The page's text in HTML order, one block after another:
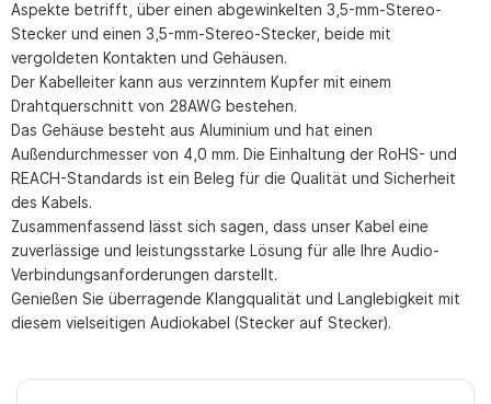
Aspekte betrifft, über einen abgewinkelten 3,5-mm-Stereo-
Stecker und einen 3,5-mm-Stereo-Stecker, beide mit
vergoldeten Kontakten und Gehäusen.
Der Kabelleiter kann aus verzinntem Kupfer mit einem
Drahtquerschnitt von 28AWG bestehen.
Das Gehäuse besteht aus Aluminium und hat einen
Außendurchmesser von 4,0 mm. Die Einhaltung der RoHS- und
REACH-Standards ist ein Beleg für die Qualität und Sicherheit
des Kabels.
Zusammenfassend lässt sich sagen, dass unser Kabel eine
zuverlässige und leistungsstarke Lösung für alle Ihre Audio-
Verbindungsanforderungen darstellt.
Genießen Sie überragende Klangqualität und Langlebigkeit mit
diesem vielseitigen Audiokabel (Stecker auf Stecker).